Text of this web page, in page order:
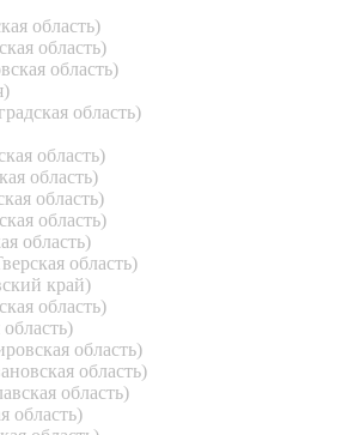
область)
область)
область)
область)
область)
область)
область)
область)
область)
область)
край)
область)
область)
область)
область)
область)